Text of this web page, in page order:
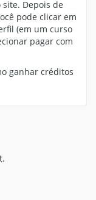
Depois de
pode clicar em
(em um curso
pagar com
ganhar créditos